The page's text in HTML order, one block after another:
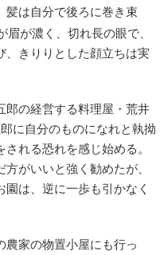
髪は自分で後ろに巻き束
眉が濃く、切れ長の眼で、
、きりりとした顔立ちは実
の経営する料理屋・荒井
に自分のものになれと執拗
れる恐れを感じ始める。
がいいと強く勧めたが、
は、逆に一歩も引かなく
家の物置小屋にも行っ